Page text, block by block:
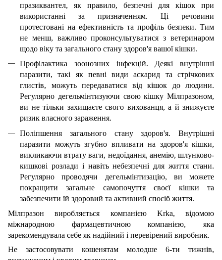
празиквантел, як правило, безпечні для кішок при
використанні за призначенням. Ці речовини
протестовані на ефективність та профіль безпеки. Тим
не менш, важливо проконсультуватися з ветеринаром
щодо віку та загального стану здоров'я вашої кішки.
Профілактика зоонозних інфекцій. Деякі внутрішні
паразити, такі як певні види аскарид та стрічкових
глистів, можуть передаватися від кішок до людини.
Регулярно дегельмінтизуючи свою кішку Мілпразоном,
ви не тільки захищаєте свого вихованця, а й знижуєте
ризик власного зараження.
Поліпшення загального стану здоров'я. Внутрішні
паразити можуть згубно впливати на здоров'я кішки,
викликаючи втрату ваги, недоїдання, анемію, шлунково-
кишкові розлади і навіть небезпечні для життя стани.
Регулярно проводячи дегельмінтизацію, ви можете
покращити загальне самопочуття своєї кішки та
забезпечити їй здоровий та активний спосіб життя.
Мілпразон виробляється компанією Krka, відомою
міжнародною фармацевтичною компанією, яка
зарекомендувала себе як надійний і перевірений виробник.
Не застосовувати кошенятам молодше 6-ти тижнів,